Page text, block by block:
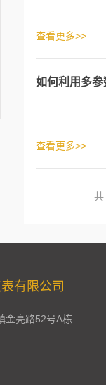
查看更多>>
如何利用多
查看更多>>
共
有限公司
亮路52号A栋